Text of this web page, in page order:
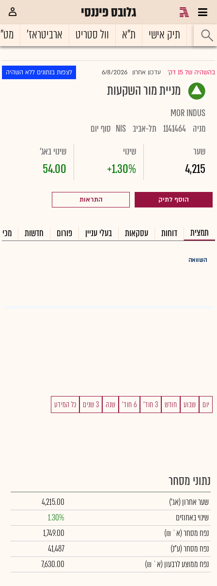
גלובס פיננסי
ראשי תיק אישי ת"א וול סטריט ארביטראז'
בהשהיה של 15 דק' |עדכון אחרון 6/8/2026 לצפות בנתונים ללא השהיה
מניית מור השקעות
MOR INDUS
מניה 1141464 תל-אביב NIS סוף יום
שער
4,215
שינוי
+1.30%
שינוי באג'
54.00
הוסף לתיק התראות
תמצית דוחות עסקאות בעלי עניין פורום חדשות
השוואה
יום שבוע חודש 3 חוד' 6 חוד' שנה 3 שנים כל המידע
נתוני מסחר
שער אחרון (אג')
4,215.00
שינוי באחוזים
1.30%
נפח מסחר(א` ₪)
1,749.00
נפח מסחר(ע"נ)
41,487
נפח ממוצע לרבעון (א` ₪)
7,630.00